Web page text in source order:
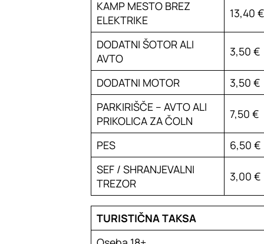
KAMP MESTO BREZ
ELEKTRIKE
13,40 €
DODATNI ŠOTOR ALI
AVTO
3,50 €
DODATNI MOTOR
3,50 €
PARKIRIŠČE – AVTO ALI
PRIKOLICA ZA ČOLN
7,50 €
PES
6,50 €
SEF / SHRANJEVALNI
TREZOR
3,00 €
TURISTIČNA TAKSA